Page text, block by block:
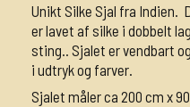
Unikt Silke Sjal fra Indien.
er lavet af silke i dobbelt
sting.. Sjalet er vendbart
i udtryk og farver.
Sjalet måler ca 200 cm x